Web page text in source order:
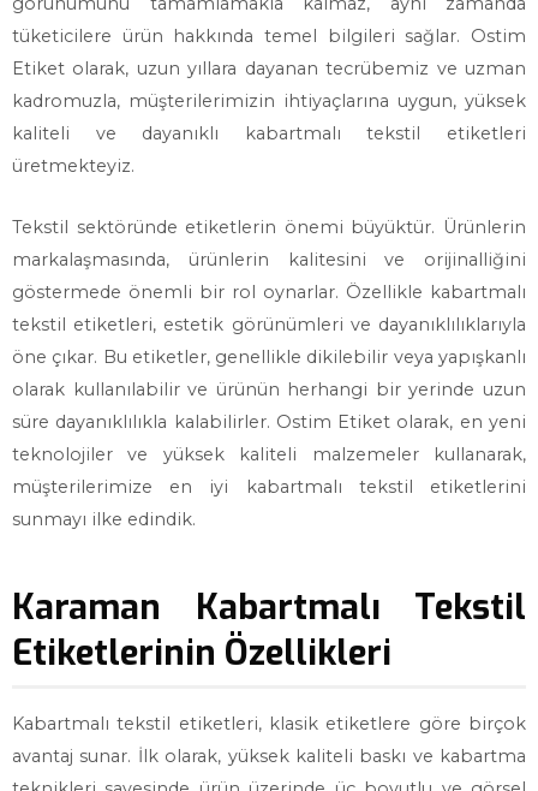
tüketicilere ürün hakkında temel bilgileri sağlar. Ostim
Etiket olarak, uzun yıllara dayanan tecrübemiz ve uzman
kadromuzla, müşterilerimizin ihtiyaçlarına uygun, yüksek
kaliteli ve dayanıklı kabartmalı tekstil etiketleri
üretmekteyiz.
Tekstil sektöründe etiketlerin önemi büyüktür. Ürünlerin
markalaşmasında, ürünlerin kalitesini ve orijinalliğini
göstermede önemli bir rol oynarlar. Özellikle kabartmalı
tekstil etiketleri, estetik görünümleri ve dayanıklılıklarıyla
öne çıkar. Bu etiketler, genellikle dikilebilir veya yapışkanlı
olarak kullanılabilir ve ürünün herhangi bir yerinde uzun
süre dayanıklılıkla kalabilirler. Ostim Etiket olarak, en yeni
teknolojiler ve yüksek kaliteli malzemeler kullanarak,
müşterilerimize en iyi kabartmalı tekstil etiketlerini
sunmayı ilke edindik.
Karaman Kabartmalı Tekstil
Etiketlerinin Özellikleri
Kabartmalı tekstil etiketleri, klasik etiketlere göre birçok
avantaj sunar. İlk olarak, yüksek kaliteli baskı ve kabartma